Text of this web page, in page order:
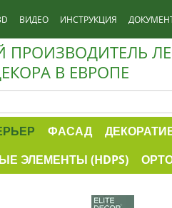
ВИДЕО ИНСТРУКЦИЯ
ПРОИЗВОДИТЕЛЬ
В ЕВРОПЕ
ФАСАД
ЭЛЕМЕНТЫ (HDPS)